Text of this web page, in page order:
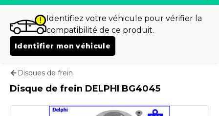
Identifiez votre véhicule pour vérifier la
compatibilité de ce produit.
Identifier mon véhicule
Disques de frein
Disque de frein DELPHI BG4045